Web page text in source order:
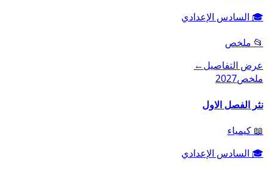
🎓 السادس الإعدادي
📂 ملخص
عرض التفاصيل←
ملخص2027
نثر الفصل الاول
📖 كيمياء
🎓 السادس الإعدادي